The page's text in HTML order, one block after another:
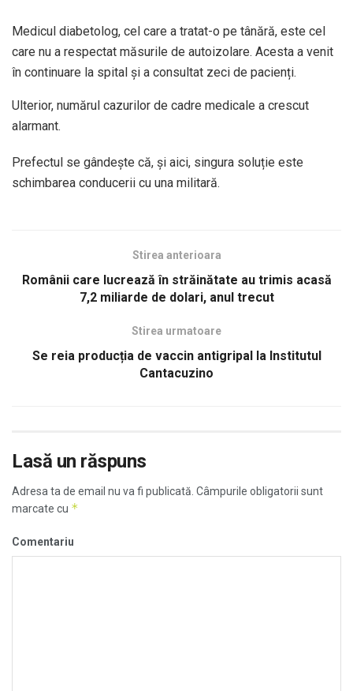
Medicul diabetolog, cel care a tratat-o pe tânără, este cel
care nu a respectat măsurile de autoizolare. Acesta a venit
în continuare la spital și a consultat zeci de pacienți.
Ulterior, numărul cazurilor de cadre medicale a crescut
alarmant.
Prefectul se gândește că, și aici, singura soluție este
schimbarea conducerii cu una militară.
Stirea anterioara
Românii care lucrează în străinătate au trimis acasă
7,2 miliarde de dolari, anul trecut
Stirea urmatoare
Se reia producția de vaccin antigripal la Institutul
Cantacuzino
Lasă un răspuns
Adresa ta de email nu va fi publicată. Câmpurile obligatorii sunt
marcate cu *
Comentariu